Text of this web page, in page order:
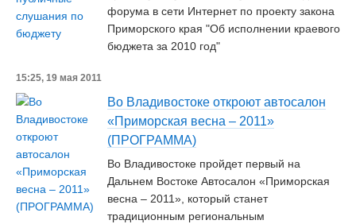
форума в сети Интернет по проекту закона
Приморского края "Об исполнении краевого
бюджета за 2010 год"
15:25, 19 мая 2011
Во Владивостоке откроют автосалон
«Приморская весна – 2011»
(ПРОГРАММА)
Во Владивостоке пройдет первый на
Дальнем Востоке Автосалон «Приморская
весна – 2011», который станет
традиционным региональным